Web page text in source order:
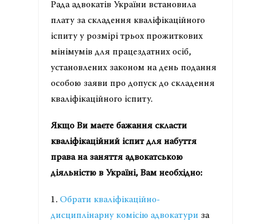
Рада адвокатів України встановила
плату за складення кваліфікаційного
іспиту у розмірі трьох прожиткових
мінімумів для працездатних осіб,
установлених законом на день подання
особою заяви про допуск до складення
кваліфікаційного іспиту.
Якщо Ви маєте бажання скласти
кваліфікаційний іспит для набуття
права на заняття адвокатською
діяльністю в Україні, Вам необхідно:
1. Обрати кваліфікаційно-
дисциплінарну комісію адвокатури за